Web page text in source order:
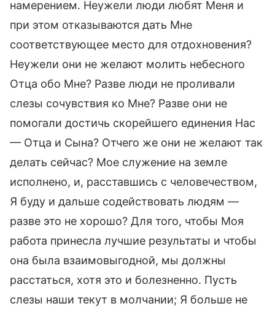
намерением. Неужели люди любят Меня и
при этом отказываются дать Мне
соответствующее место для отдохновения?
Неужели они не желают молить небесного
Отца обо Мне? Разве люди не проливали
слезы сочувствия ко Мне? Разве они не
помогали достичь скорейшего единения Нас
— Отца и Сына? Отчего же они не желают так
делать сейчас? Мое служение на земле
исполнено, и, расставшись с человечеством,
Я буду и дальше содействовать людям —
разве это не хорошо? Для того, чтобы Моя
работа принесла лучшие результаты и чтобы
она была взаимовыгодной, мы должны
расстаться, хотя это и болезненно. Пусть
слезы наши текут в молчании; Я больше не